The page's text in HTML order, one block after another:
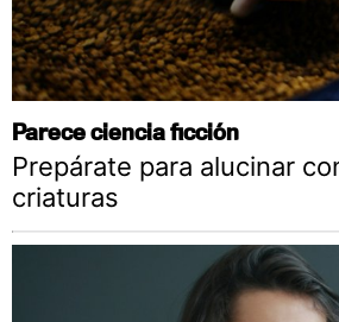
Parece ciencia ficción
Prepárate para alucinar
criaturas